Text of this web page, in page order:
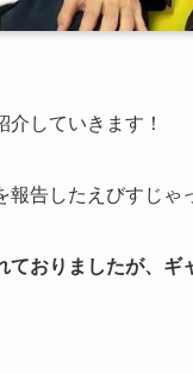
していきます！
告したえびすじゃ
おりましたが、ギ